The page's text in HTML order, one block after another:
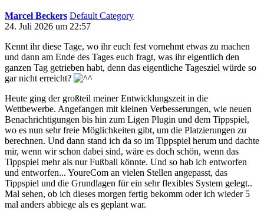
Marcel Beckers Default Category
24. Juli 2026 um 22:57
Kennt ihr diese Tage, wo ihr euch fest vornehmt etwas zu machen
und dann am Ende des Tages euch fragt, was ihr eigentlich den
ganzen Tag getrieben habt, denn das eigentliche Tagesziel würde so
gar nicht erreicht?
Heute ging der großteil meiner Entwicklungszeit in die
Wettbewerbe. Angefangen mit kleinen Verbesserungen, wie neuen
Benachrichtigungen bis hin zum Ligen Plugin und dem Tippspiel,
wo es nun sehr freie Möglichkeiten gibt, um die Platzierungen zu
berechnen. Und dann stand ich da so im Tippspiel herum und dachte
mir, wenn wir schon dabei sind, wäre es doch schön, wenn das
Tippspiel mehr als nur Fußball könnte. Und so hab ich entworfen
und entworfen... YoureCom an vielen Stellen angepasst, das
Tippspiel und die Grundlagen für ein sehr flexibles System gelegt..
Mal sehen, ob ich dieses morgen fertig bekomm oder ich wieder 5
mal anders abbiege als es geplant war.